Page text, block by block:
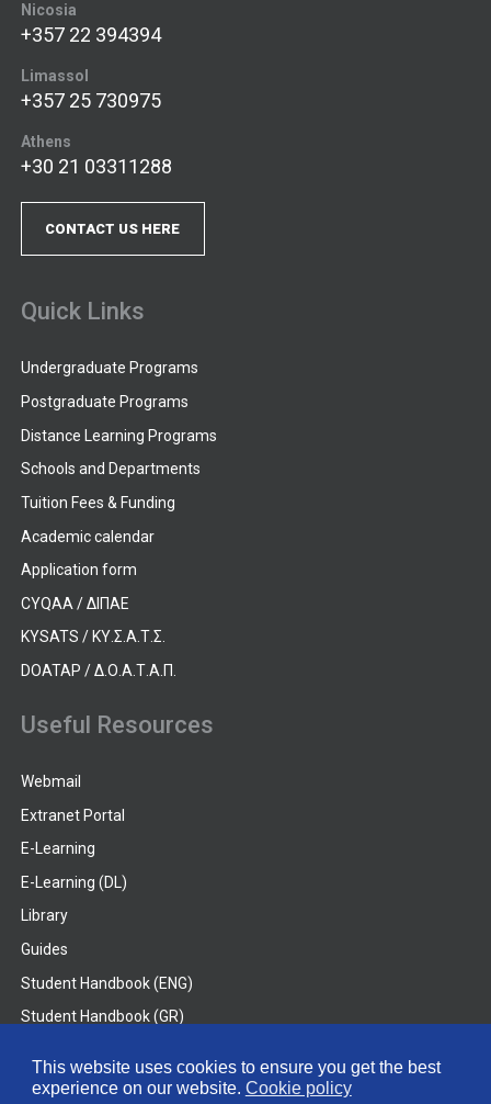
This website uses cookies to ensure you get the best
experience on our website. Cookie policy
Nicosia
+357 22 394394
Limassol
+357 25 730975
Athens
+30 21 03311288
CONTACT US HERE
Quick Links
Undergraduate Programs
Postgraduate Programs
Distance Learning Programs
Schools and Departments
Tuition Fees & Funding
Academic calendar
Application form
CYQAA / ΔΙΠΑΕ
KYSATS / ΚΥ.Σ.Α.Τ.Σ.
DOATAP / Δ.Ο.Α.Τ.Α.Π.
Useful Resources
Webmail
Extranet Portal
E-Learning
E-Learning (DL)
Library
Guides
Student Handbook (ENG)
Student Handbook (GR)